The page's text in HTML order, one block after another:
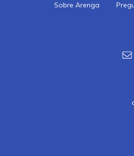
Sobre Arenga